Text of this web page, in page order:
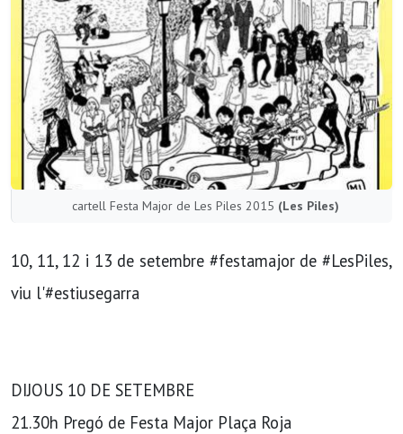
cartell Festa Major de Les Piles 2015 (Les Piles)
10, 11, 12 i 13 de setembre #festamajor de #LesPiles,
viu l'#estiusegarra
DIJOUS 10 DE SETEMBRE
21.30h Pregó de Festa Major Plaça Roja